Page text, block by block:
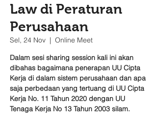
Law di Peraturan
Perusahaan
Sel, 24 Nov
  |
Online Meet
Dalam sesi sharing session kali ini akan
dibahas bagaimana penerapan UU Cipta
Kerja di dalam sistem perusahaan dan apa
saja perbedaan yang tertuang di UU Cipta
Kerja No. 11 Tahun 2020 dengan UU
Tenaga Kerja No 13 Tahun 2003 silam.